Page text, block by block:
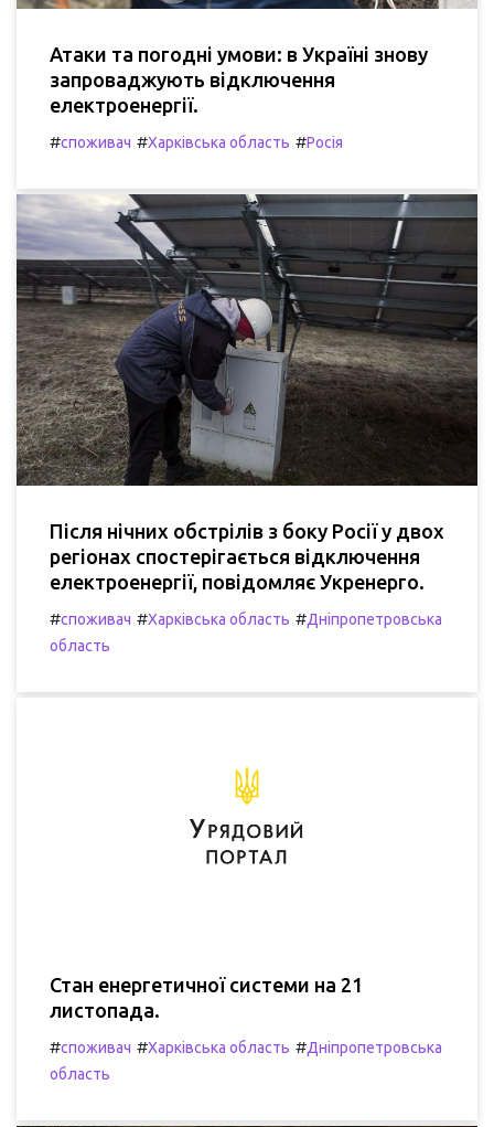
Атаки та погодні умови: в Україні знову
запроваджують відключення
електроенергії.
#споживач #Харківська область #Росія
Після нічних обстрілів з боку Росії у двох
регіонах спостерігається відключення
електроенергії, повідомляє Укренерго.
#споживач #Харківська область #Дніпропетровська
область
Стан енергетичної системи на 21
листопада.
#споживач #Харківська область #Дніпропетровська
область